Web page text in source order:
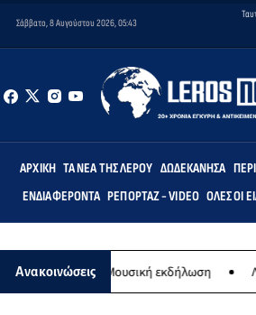
Σάββατο, 8 Αυγούστου 2026, 05:43
ΑΡΧΙΚΉ ΤΑ ΝΈΑ ΤΗΣ ΛΈΡΟΥ ΔΩΔΕΚΆΝΗΣΑ
ΕΝΔΙΑΦΈΡΟΝΤΑ ΡΕΠΟΡΤΆΖ - VIDEO ΌΛΕΣ ΟΙ
Ανακοινώσεις- Μουσική εκδήλωση